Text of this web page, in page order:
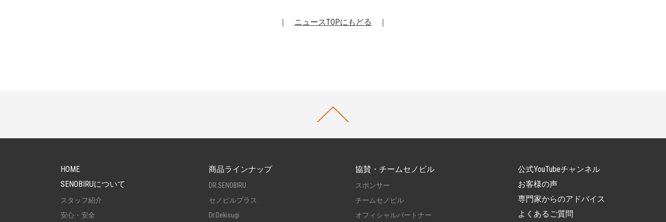
ニュースTOPにもどる
HOME
SENOBIRUについて
スタッフ紹介
安心・安全
商品ラインナップ
DR.SENOBIRU
セノビルプラス
Dr.Dekisugi
協賛・チームセノビル
スポンサー
チームセノビル
オフィシャルパートナー
公式YouTubeチャンネル
お客様の声
専門家からのアドバイス
よくあるご質問